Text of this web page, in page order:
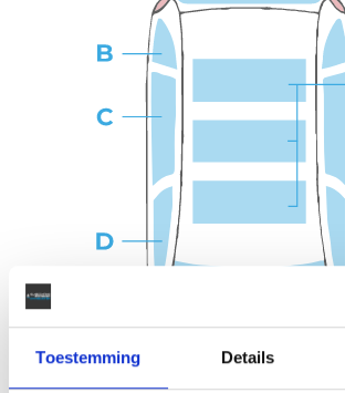
Toestemming Details